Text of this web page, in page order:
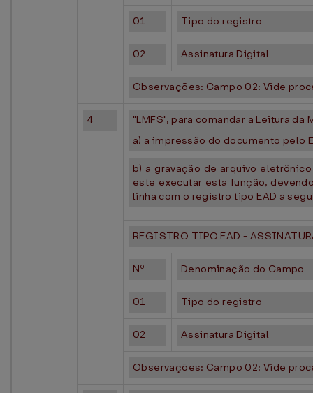
01 Tipo do registro
02 Assinatura Digital
Observações: Campo 02: Vide
4
"LMFS", para comandar a Leitura
a) a impressão do documento pelo
b) a gravação de arquivo
este executar esta função,
linha com o registro tipo EAD a
REGISTRO TIPO EAD -
Nº Denominação do Campo
01 Tipo do registro
02 Assinatura Digital
Observações: Campo 02: Vide